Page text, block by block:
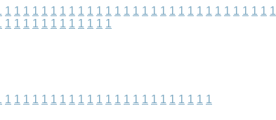
1 1 1 1 1 1 1 1 1 1 1 1 1 1 1 1 1 1 1 1 1 1 1 1 1 1 1 1 1 1
1 1 1 1 1 1 1 1 1 1 1 1
1 1 1 1 1 1 1 1 1 1 1 1 1 1 1 1 1 1 1 1 1 1 1